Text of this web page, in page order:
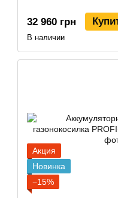
32 960 грн
В наличии
Акция
Новинка
−15%